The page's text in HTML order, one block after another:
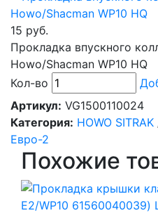
15 руб.
Прокладка впускного
Howo/Shacman WP10 HQ
Кол-во
Артикул: VG1500110024
Категория: HOWO SITRAK
Евро-2
Похожие